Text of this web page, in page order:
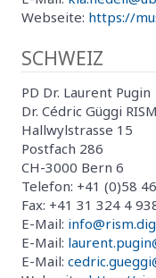
Webseite: https://
SCHWEIZ
PD Dr. Laurent Pugin
Dr. Cédric Güggi
Hallwylstrasse 15
Postfach 286
CH-3000 Bern 6
Telefon: +41 (0)58
Fax: +41 31 324 4
E-Mail:
E-Mail:
E-Mail: